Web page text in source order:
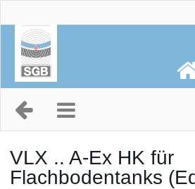
VLX .. A-Ex HK für
Flachbodentanks